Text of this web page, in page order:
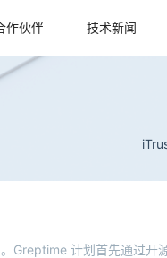
作伙伴 技术新闻
Greptime 计划首先通过开